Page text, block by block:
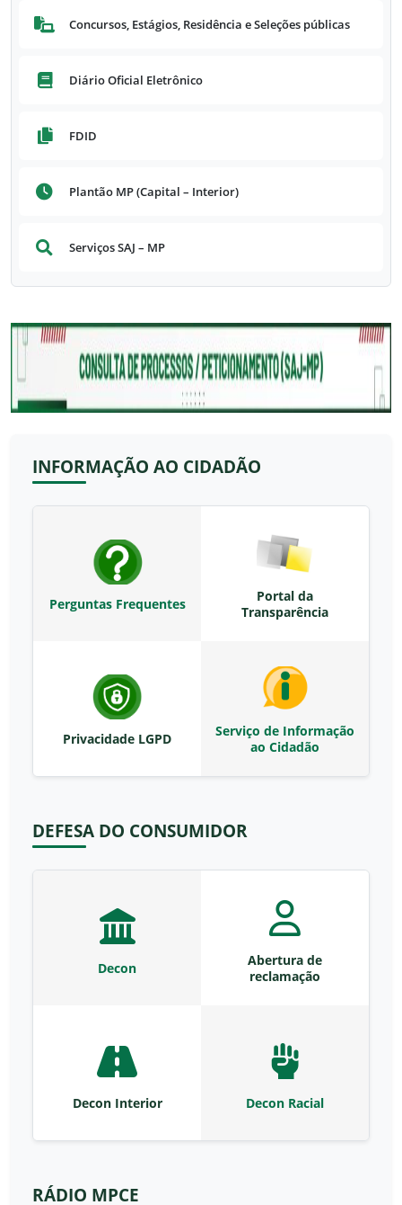
Concursos, Estágios, Residência e Seleções públicas
Diário Oficial Eletrônico
FDID
Plantão MP (Capital – Interior)
Serviços SAJ – MP
INFORMAÇÃO AO CIDADÃO
Perguntas Frequentes
Portal da
Transparência
Privacidade LGPD
Serviço de Informação
ao Cidadão
DEFESA DO CONSUMIDOR
Decon
Abertura de
reclamação
Decon Interior Decon Racial
RÁDIO MPCE